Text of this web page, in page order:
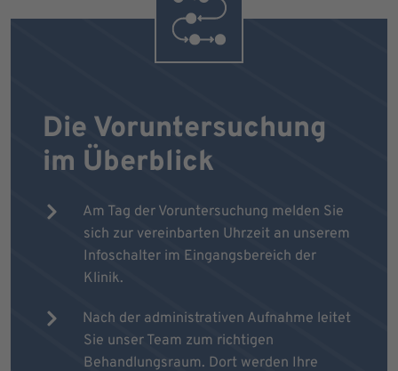
Die Voruntersuchung
im Überblick
Am Tag der Voruntersuchung melden Sie
sich zur vereinbarten Uhrzeit an unserem
Infoschalter im Eingangsbereich der
Klinik.
Nach der administrativen Aufnahme leitet
Sie unser Team zum richtigen
Behandlungsraum. Dort werden Ihre